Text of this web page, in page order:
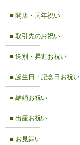
■ 開店・周年祝い
■ 取引先のお祝い
■ 送別・昇進お祝い
■ 誕生日・記念日お祝い
■ 結婚お祝い
■ 出産お祝い
■ お見舞い